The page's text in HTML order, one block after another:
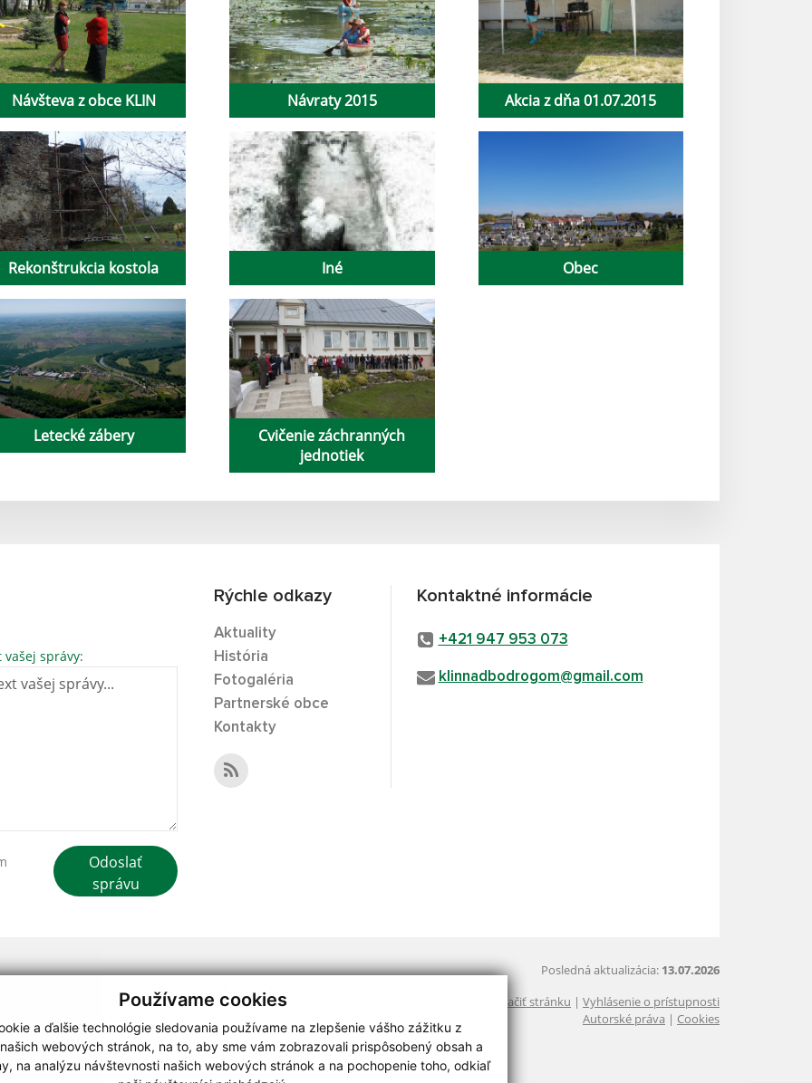
Používame cookies
a ďalšie technológie sledovania používame na zlepšenie vášho zážitku z
webových stránok, na to, aby sme vám zobrazovali prispôsobený obsah a
na analýzu návštevnosti našich webových stránok a na pochopenie toho, odkiaľ
Návšteva z obce KLIN Návraty 2015 Akcia z dňa 01.07.2015
Rekonštrukcia kostola Iné Obec
Letecké zábery
Cvičenie záchranných
jednotiek
vašej správy:
Odoslať
správu
Rýchle odkazy
Aktuality
História
Fotogaléria
Partnerské obce
Kontakty
Kontaktné informácie
+421 947 953 073
klinnadbodrogom@gmail.com
Posledná aktualizácia: 13.07.2026
Vytlačiť stránku | Vyhlásenie o prístupnosti
Autorské práva | Cookies
webdesign|